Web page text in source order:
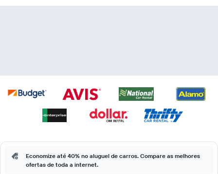
Economize até 40% no aluguel de carros. Compare as melhores
ofertas de toda a internet.